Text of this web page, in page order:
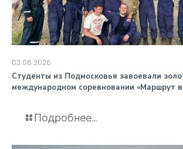
03.06.2026
️Студенты из Подмосковья завоевали
международном соревновании «Маршрут
Подробнее...